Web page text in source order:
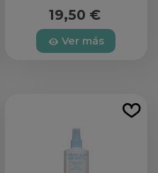
SENSE
19,50 €
Ver más